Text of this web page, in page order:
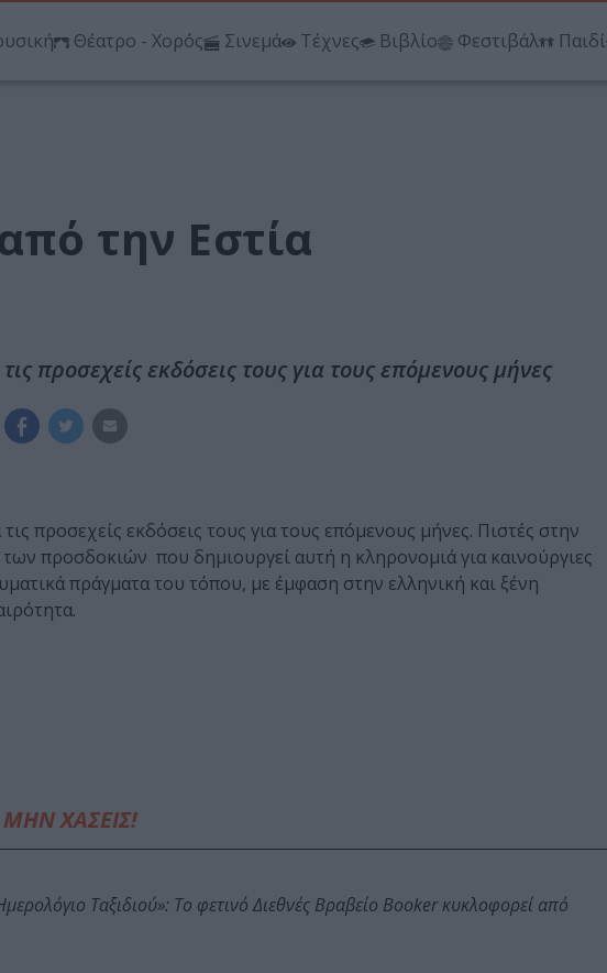
Θέατρο - Χορός Σινεμά Τέχνες Βιβλίο Φεστιβάλ Παιδί
την Εστία
προσεχείς εκδόσεις τους για τους επόμενους μήνες
προσεχείς εκδόσεις τους για τους επόμενους μήνες. Πιστές στην
προσδοκιών που δημιουργεί αυτή η κληρονομιά για καινούργιες
πράγματα του τόπου, με έμφαση στην ελληνική και ξένη
ΜΗΝ ΧΑΣΕΙΣ!
Ταξιδιού»: Το φετινό Διεθνές Βραβείο Booker κυκλοφορεί από